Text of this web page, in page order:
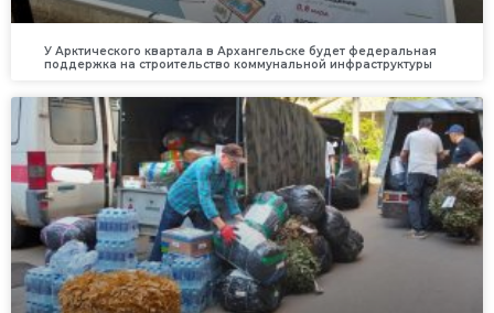
У Арктического квартала в Архангельске будет федеральная
поддержка на строительство коммунальной инфраструктуры